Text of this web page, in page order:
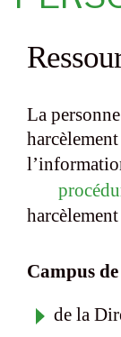
La
Campus
de la